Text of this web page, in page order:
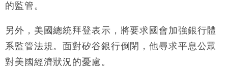
張
15:59
財經｜SA售股自救後再出手 斥4億美元押注未上市公
司
的監管。
另外，美國總統拜登表示，將要求國會加強銀行體
系監管法規。面對矽谷銀行倒閉，他尋求平息公眾
對美國經濟狀況的憂慮。